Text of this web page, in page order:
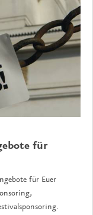
für
für Euer